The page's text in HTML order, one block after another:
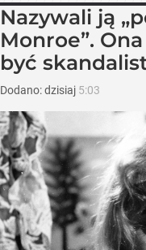
Nazywali ją
Monroe”.
być
Dodano:dzisiaj 5:03